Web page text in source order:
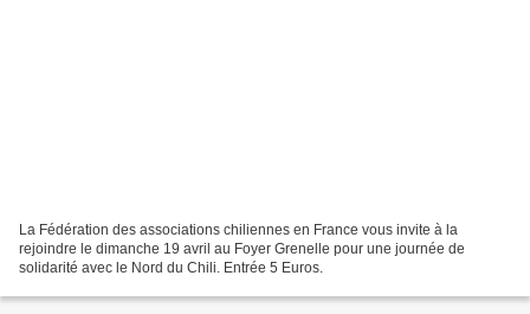
La Fédération des associations chiliennes en France vous invite à la
rejoindre le dimanche 19 avril au Foyer Grenelle pour une journée de
solidarité avec le Nord du Chili. Entrée 5 Euros.